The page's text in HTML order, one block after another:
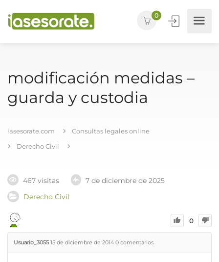
0
modificación medidas –
guarda y custodia
iasesorate.com
Consultas legales online
Derecho Civil
467 visitas
7 de diciembre de 2025
Derecho Civil
0
Usuario_3055 15 de diciembre de 2014 0 comentarios